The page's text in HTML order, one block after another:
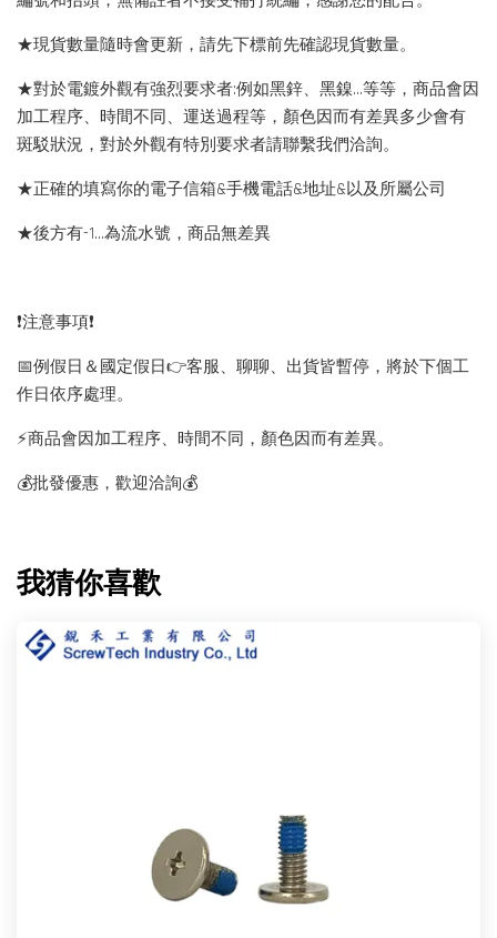
★現貨數量隨時會更新，請先下標前先確認現貨數量。
★對於電鍍外觀有強烈要求者:例如黑鋅、黑鎳...等等，商品會因
加工程序、時間不同、運送過程等，顏色因而有差異多少會有
斑駁狀況，對於外觀有特別要求者請聯繫我們洽詢。
★正確的填寫你的電子信箱&手機電話&地址&以及所屬公司
★後方有-1…為流水號，商品無差異
❗️注意事項❗️
📅例假日＆國定假日👉客服、聊聊、出貨皆暫停，將於下個工
作日依序處理。
⚡️商品會因加工程序、時間不同，顏色因而有差異。
💰批發優惠，歡迎洽詢💰
我猜你喜歡